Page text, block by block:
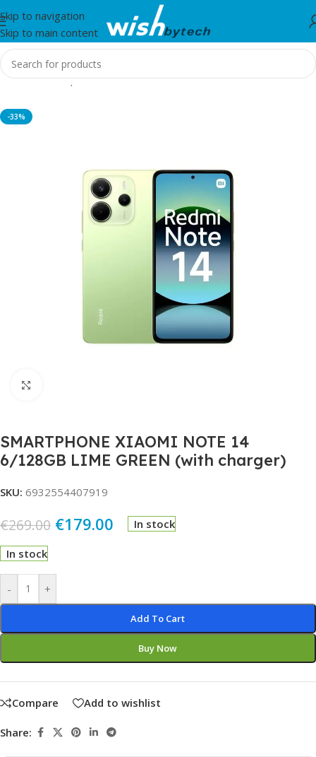
Skip to navigation
Skip to main content
Home/Smartphones
-33%
SMARTPHONE XIAOMI NOTE 14
6/128GB LIME GREEN (with charger)
SKU: 6932554407919
€269.00 €179.00 In stock
In stock
- +
Add To Cart
Buy Now
Alternative:
Compare Add to wishlist
Share: